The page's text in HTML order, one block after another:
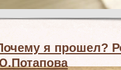
я прошел?